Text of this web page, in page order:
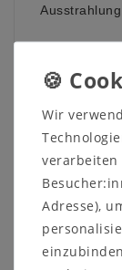
sowie der
authentisch
enthalten.
Wir
verarbeiten
Adresse),